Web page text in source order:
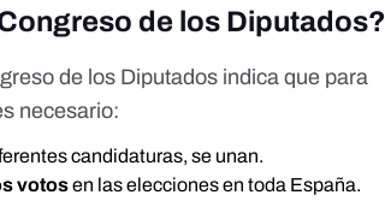
de los Diputados?
de los Diputados indica que para
necesario:
candidaturas, se unan.
votosen las elecciones en toda España.